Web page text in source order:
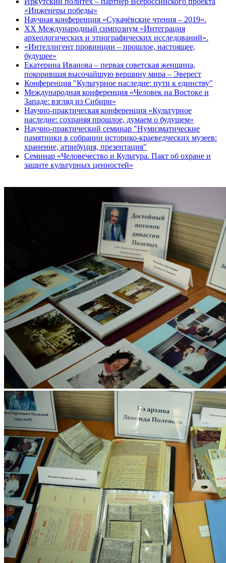
«Инженеры победы»
Научная конференция «Сукачёвские чтения – 2019».
XX Международный симпозиум «Интеграция
археологических и этнографических исследований».
«Интеллигент провинции – прошлое, настоящее,
будущее»
Екатерина Иванова – первая советская женщина,
покорившая высочайшую вершину мира – Эверест
Конференция "Культурное наследие: пути к единству"
Международная конференция «Человек на Востоке и
Западе: взгляд из Сибири»
Научно-практическая конференция «Культурное
наследие: сохраняя прошлое, думаем о будущем»
Научно-практический семинар "Нумизматические
памятники в собрании историко-краеведческих музеев:
хранение, атрибуция, презентация"
Семинар «Человечество и Культура. Пакт об охране и
защите культурных ценностей»